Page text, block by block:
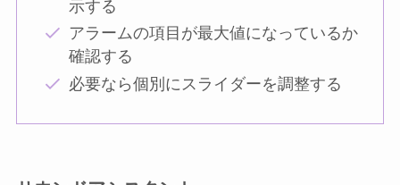
示する
アラームの項目が最大値になっているか
確認する
必要なら個別にスライダーを調整する